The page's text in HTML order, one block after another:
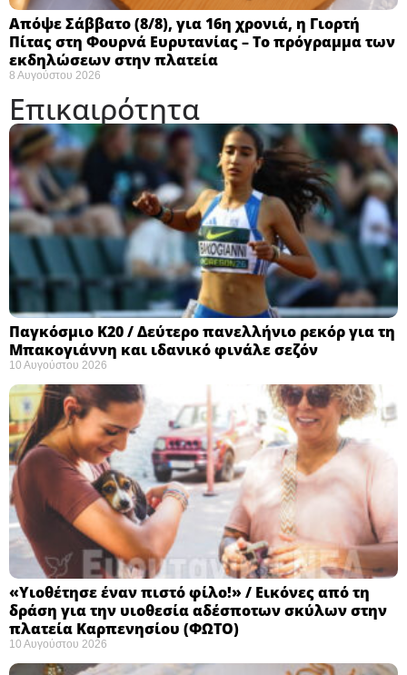
Απόψε Σάββατο (8/8), για 16η χρονιά, η Γιορτή
Πίτας στη Φουρνά Ευρυτανίας – Το πρόγραμμα των
εκδηλώσεων στην πλατεία
8 Αυγούστου 2026
Επικαιρότητα
Παγκόσμιο Κ20 / Δεύτερο πανελλήνιο ρεκόρ για τη
Μπακογιάννη και ιδανικό φινάλε σεζόν
10 Αυγούστου 2026
«Υιοθέτησε έναν πιστό φίλο!» / Εικόνες από τη
δράση για την υιοθεσία αδέσποτων σκύλων στην
πλατεία Καρπενησίου (ΦΩΤΟ)
10 Αυγούστου 2026